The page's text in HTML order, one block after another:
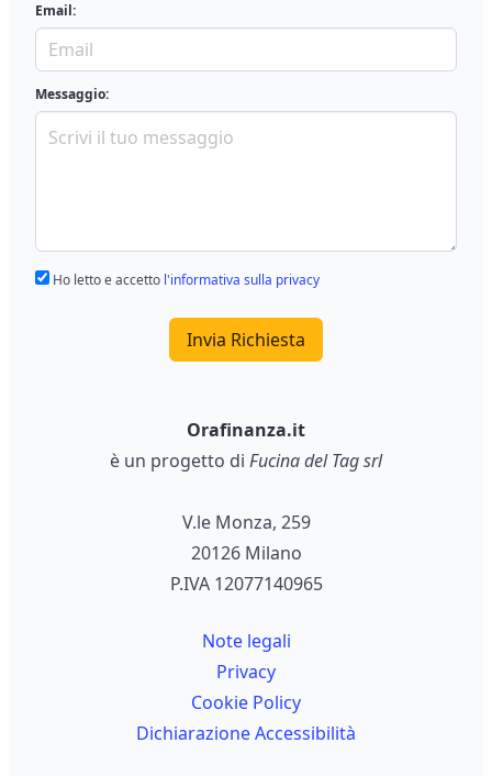
Email:
Messaggio:
Ho letto e accetto l'informativa sulla privacy
Invia Richiesta
Orafinanza.it
è un progetto di Fucina del Tag srl
V.le Monza, 259
20126 Milano
P.IVA 12077140965
Note legali
Privacy
Cookie Policy
Dichiarazione Accessibilità